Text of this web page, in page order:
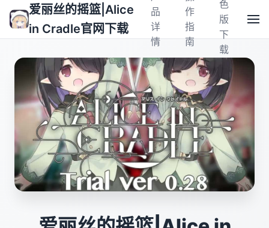
爱丽丝的摇篮|Alice
in Cradle官网下载
品
详
情
作
指
南
色
版
下
载